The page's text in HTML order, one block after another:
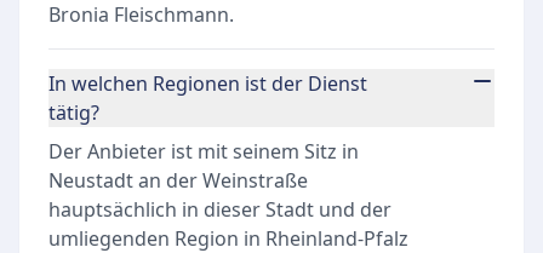
Bronia Fleischmann.
In welchen Regionen ist der Dienst
tätig?
Der Anbieter ist mit seinem Sitz in
Neustadt an der Weinstraße
hauptsächlich in dieser Stadt und der
umliegenden Region in Rheinland-Pfalz